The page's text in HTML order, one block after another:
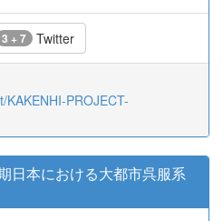
3 + 7 Twitter
PROJECT-
日本における大都市呉服系